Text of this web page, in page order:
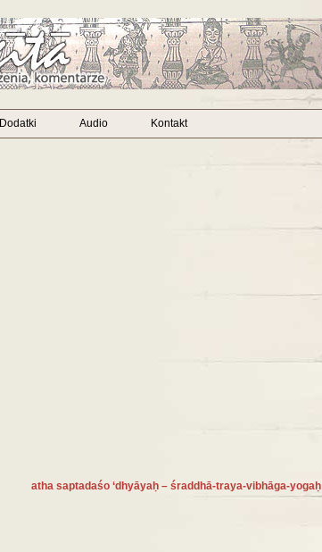
Dodatki Audio Kontakt
atha saptadaśo ‘dhyāyaḥ – śraddhā-traya-vibhāga-yogaḥ